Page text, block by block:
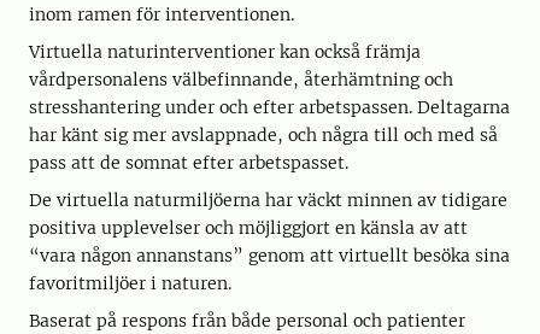
inom ramen för interventionen.
Virtuella naturinterventioner kan också främja
vårdpersonalens välbefinnande, återhämtning och
stresshantering under och efter arbetspassen. Deltagarna
har känt sig mer avslappnade, och några till och med så
pass att de somnat efter arbetspasset.
De virtuella naturmiljöerna har väckt minnen av tidigare
positiva upplevelser och möjliggjort en känsla av att
“vara någon annanstans” genom att virtuellt besöka sina
favoritmiljöer i naturen.
Baserat på respons från både personal och patienter